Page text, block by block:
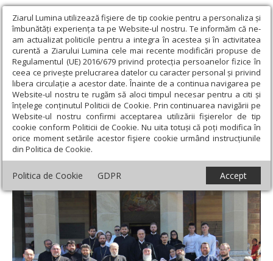
Ziarul Lumina utilizează fişiere de tip cookie pentru a personaliza și
îmbunătăți experiența ta pe Website-ul nostru. Te informăm că ne-
am actualizat politicile pentru a integra în acestea și în activitatea
curentă a Ziarului Lumina cele mai recente modificări propuse de
Regulamentul (UE) 2016/679 privind protecția persoanelor fizice în
ceea ce privește prelucrarea datelor cu caracter personal și privind
libera circulație a acestor date. Înainte de a continua navigarea pe
Website-ul nostru te rugăm să aloci timpul necesar pentru a citi și
înțelege conținutul Politicii de Cookie. Prin continuarea navigării pe
Website-ul nostru confirmi acceptarea utilizării fişierelor de tip
cookie conform Politicii de Cookie. Nu uita totuși că poți modifica în
orice moment setările acestor fişiere cookie urmând instrucțiunile
din Politica de Cookie.
Politica de Cookie GDPR Accept
Ziarul Lumina › Actualitate religioasă › Știri › Prinos de laudă
unui sfânt ocrotitor al Cetății Băniei
Prinos de laudă unui sfânt ocrotitor al
Cetății Băniei